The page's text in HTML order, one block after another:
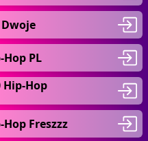
Dwoje
Hop PL
Hip-Hop
Freszzz